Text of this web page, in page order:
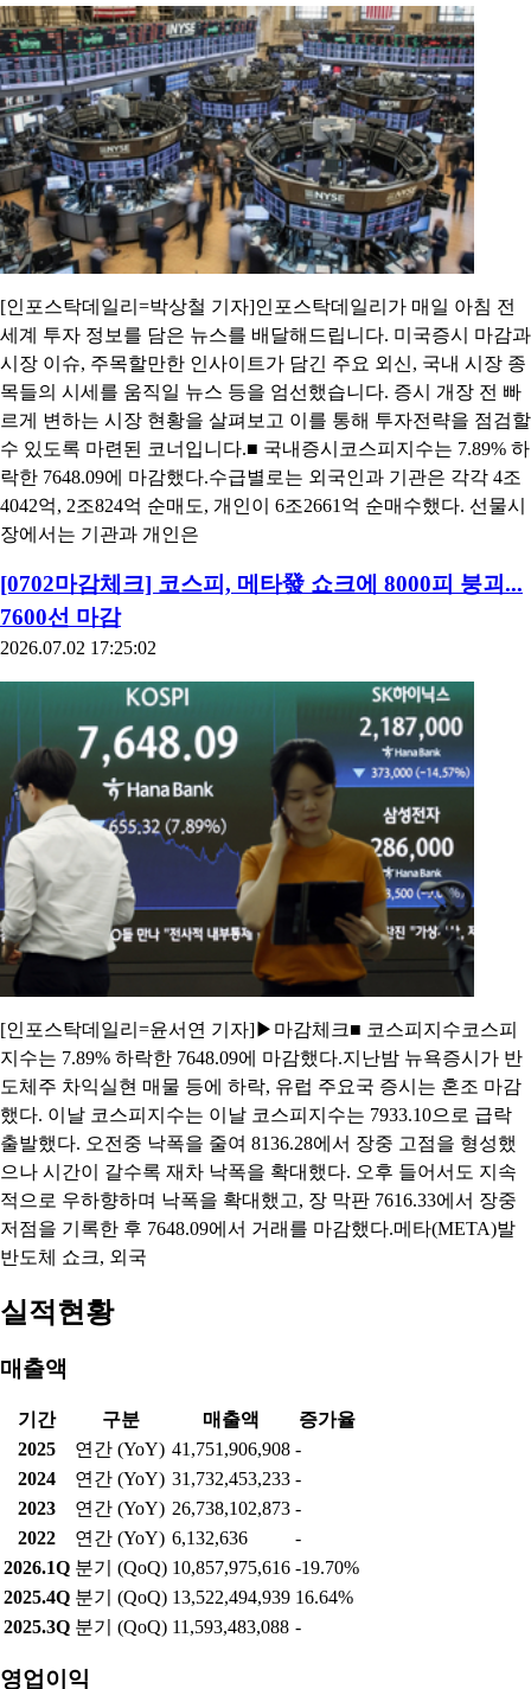
[인포스탁데일리=박상철 기자]인포스탁데일리가 매일 아침 전
세계 투자 정보를 담은 뉴스를 배달해드립니다. 미국증시 마감과
시장 이슈, 주목할만한 인사이트가 담긴 주요 외신, 국내 시장 종
목들의 시세를 움직일 뉴스 등을 엄선했습니다. 증시 개장 전 빠
르게 변하는 시장 현황을 살펴보고 이를 통해 투자전략을 점검할
수 있도록 마련된 코너입니다.■ 국내증시코스피지수는 7.89% 하
락한 7648.09에 마감했다.수급별로는 외국인과 기관은 각각 4조
4042억, 2조824억 순매도, 개인이 6조2661억 순매수했다. 선물시
장에서는 기관과 개인은
[0702마감체크] 코스피, 메타發 쇼크에 8000피 붕괴...
7600선 마감
2026.07.02 17:25:02
[인포스탁데일리=윤서연 기자]▶마감체크■ 코스피지수코스피
지수는 7.89% 하락한 7648.09에 마감했다.지난밤 뉴욕증시가 반
도체주 차익실현 매물 등에 하락, 유럽 주요국 증시는 혼조 마감
했다. 이날 코스피지수는 이날 코스피지수는 7933.10으로 급락
출발했다. 오전중 낙폭을 줄여 8136.28에서 장중 고점을 형성했
으나 시간이 갈수록 재차 낙폭을 확대했다. 오후 들어서도 지속
적으로 우하향하며 낙폭을 확대했고, 장 막판 7616.33에서 장중
저점을 기록한 후 7648.09에서 거래를 마감했다.메타(META)발
반도체 쇼크, 외국
실적현황
매출액
기간 구분 매출액
증가율
2025
연간 (YoY) 41,751,906,908 -
2024
연간 (YoY) 31,732,453,233 -
2023
연간 (YoY) 26,738,102,873 -
2022
연간 (YoY) 6,132,636
-
2026.1Q 분기 (QoQ) 10,857,975,616 -19.70%
2025.4Q 분기 (QoQ) 13,522,494,939 16.64%
2025.3Q 분기 (QoQ) 11,593,483,088 -
영업이익